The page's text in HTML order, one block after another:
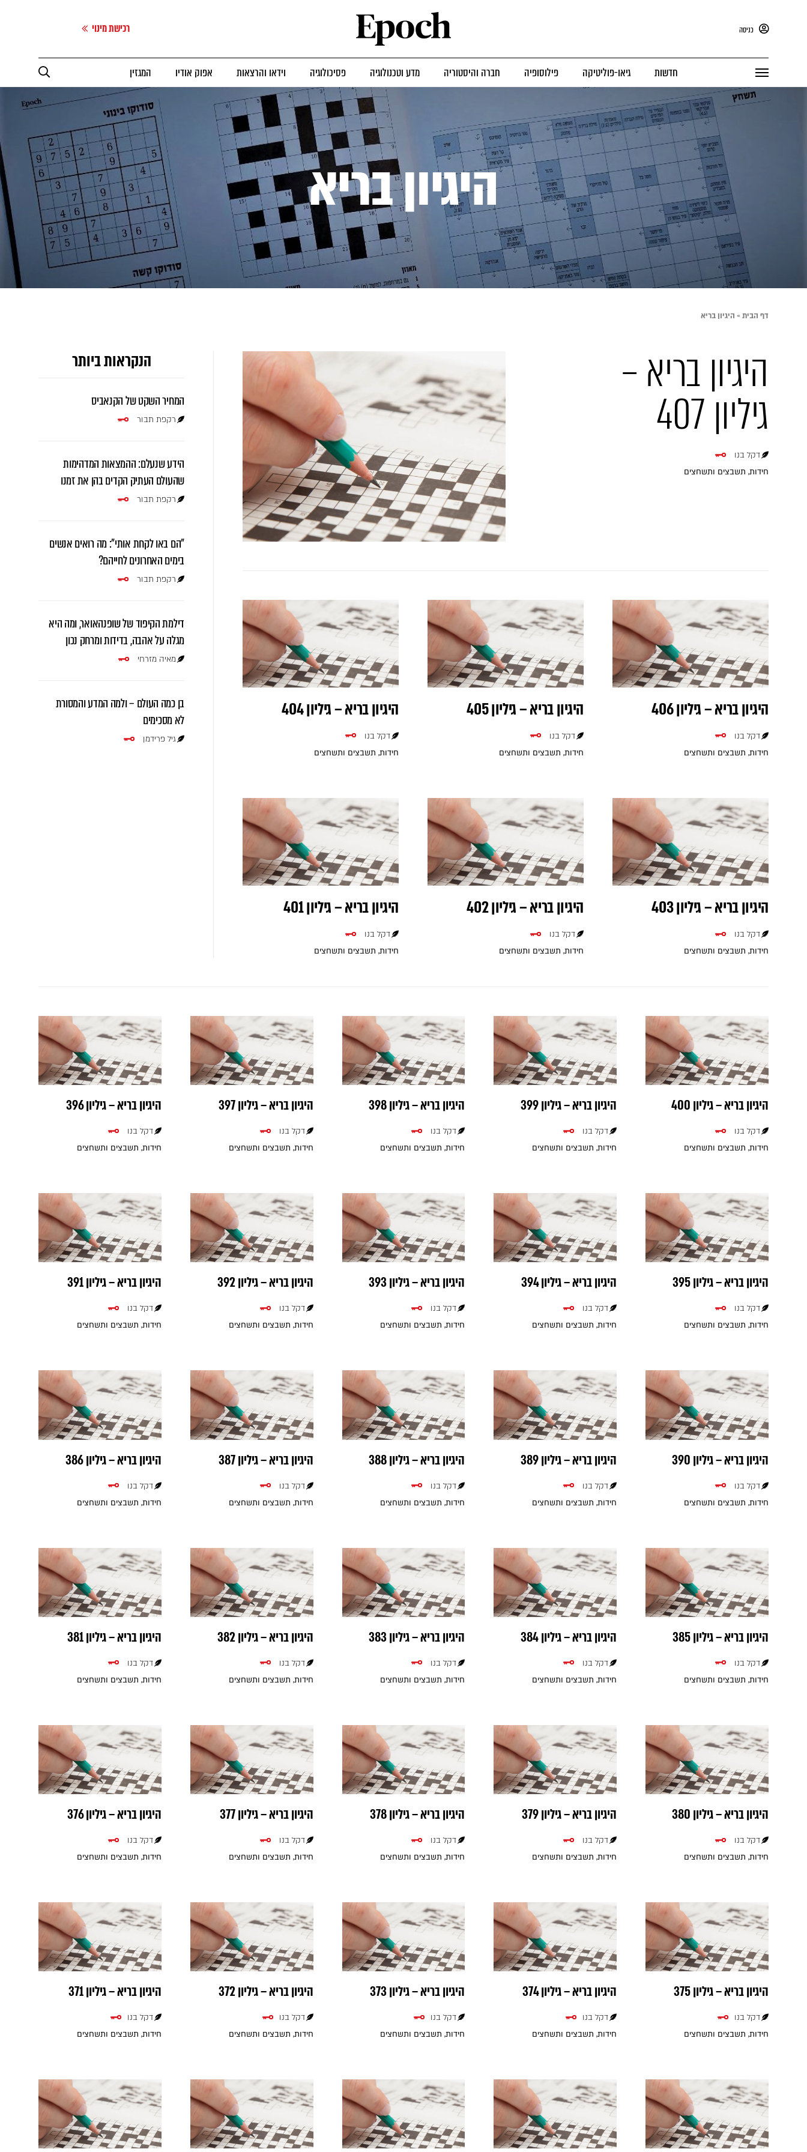
כניסה רכישת מינוי
חדשות גיאו-פוליטיקה פילוסופיה חברה והיסטוריה מדע וטכנולוגיה פסיכולוגיה וידאו והרצאות אפוק אודיו המגזין
היגיון בריא
דף הבית» היגיון בריא
היגיון בריא –
גיליון 407
דקל בנו
חידות, תשבצים ותשחצים
היגיון בריא – גיליון 406
דקל בנו
חידות, תשבצים ותשחצים
היגיון בריא – גיליון 405
דקל בנו
חידות, תשבצים ותשחצים
היגיון בריא – גיליון 404
דקל בנו
חידות, תשבצים ותשחצים
היגיון בריא – גיליון 403
דקל בנו
חידות, תשבצים ותשחצים
היגיון בריא – גיליון 402
דקל בנו
חידות, תשבצים ותשחצים
היגיון בריא – גיליון 401
דקל בנו
חידות, תשבצים ותשחצים
הנקראות ביותר
המחיר השקט של הקנאביס
רקפת תבור
הידע שנעלם: ההמצאות המדהימות
שהעולם העתיק הקדים בהן את זמנו
רקפת תבור
"הם באו לקחת אותי": מה רואים אנשים
בימים האחרונים לחייהם?
רקפת תבור
דילמת הקיפוד של שופנהאואר, ומה היא
מגלה על אהבה, בדידות ומרחק נכון
מאיה מזרחי
בן כמה העולם – ולמה המדע והמסורת
לא מסכימים
גיל פרידמן
היגיון בריא – גיליון 400
דקל בנו
חידות, תשבצים ותשחצים
היגיון בריא – גיליון 399
דקל בנו
חידות, תשבצים ותשחצים
היגיון בריא – גיליון 398
דקל בנו
חידות, תשבצים ותשחצים
היגיון בריא – גיליון 397
דקל בנו
חידות, תשבצים ותשחצים
היגיון בריא – גיליון 396
דקל בנו
חידות, תשבצים ותשחצים
היגיון בריא – גיליון 395
דקל בנו
חידות, תשבצים ותשחצים
היגיון בריא – גיליון 394
דקל בנו
חידות, תשבצים ותשחצים
היגיון בריא – גיליון 393
דקל בנו
חידות, תשבצים ותשחצים
היגיון בריא – גיליון 392
דקל בנו
חידות, תשבצים ותשחצים
היגיון בריא – גיליון 391
דקל בנו
חידות, תשבצים ותשחצים
היגיון בריא – גיליון 390
דקל בנו
חידות, תשבצים ותשחצים
היגיון בריא – גיליון 389
דקל בנו
חידות, תשבצים ותשחצים
היגיון בריא – גיליון 388
דקל בנו
חידות, תשבצים ותשחצים
היגיון בריא – גיליון 387
דקל בנו
חידות, תשבצים ותשחצים
היגיון בריא – גיליון 386
דקל בנו
חידות, תשבצים ותשחצים
היגיון בריא – גיליון 385
דקל בנו
חידות, תשבצים ותשחצים
היגיון בריא – גיליון 384
דקל בנו
חידות, תשבצים ותשחצים
היגיון בריא – גיליון 383
דקל בנו
חידות, תשבצים ותשחצים
היגיון בריא – גיליון 382
דקל בנו
חידות, תשבצים ותשחצים
היגיון בריא – גיליון 381
דקל בנו
חידות, תשבצים ותשחצים
היגיון בריא – גיליון 380
דקל בנו
חידות, תשבצים ותשחצים
היגיון בריא – גיליון 379
דקל בנו
חידות, תשבצים ותשחצים
היגיון בריא – גיליון 378
דקל בנו
חידות, תשבצים ותשחצים
היגיון בריא – גיליון 377
דקל בנו
חידות, תשבצים ותשחצים
היגיון בריא – גיליון 376
דקל בנו
חידות, תשבצים ותשחצים
היגיון בריא – גיליון 375
דקל בנו
חידות, תשבצים ותשחצים
היגיון בריא – גיליון 374
דקל בנו
חידות, תשבצים ותשחצים
היגיון בריא – גיליון 373
דקל בנו
חידות, תשבצים ותשחצים
היגיון בריא – גיליון 372
דקל בנו
חידות, תשבצים ותשחצים
היגיון בריא – גיליון 371
דקל בנו
חידות, תשבצים ותשחצים